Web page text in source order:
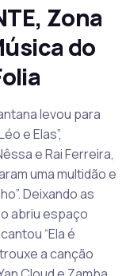
Zona
do
levou para
e Elas”,
e Rai Ferreira,
uma multidão e
Deixando as
abriu espaço
“Ela é
trouxe a canção